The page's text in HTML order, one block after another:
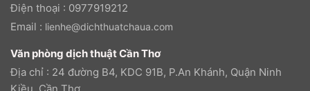
Điện thoại : 0977919212
Email : lienhe@dichthuatchaua.com
Văn phòng dịch thuật Cần Thơ
Địa chỉ : 24 đường B4, KDC 91B, P.An Khánh, Quận Ninh